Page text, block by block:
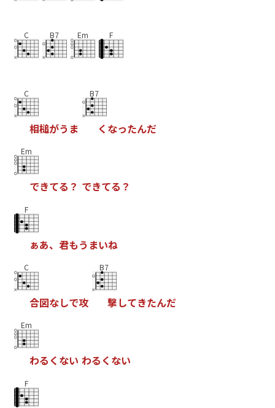
C B7 Em F
C
相槌がう ま
B7
く なったんだ
Em
できてる ？ できてる ？
F
ぁあ、 君もう まいね
C
合図なしで攻
B7
撃してきたんだ
Em
わる く ない わる く ない
F